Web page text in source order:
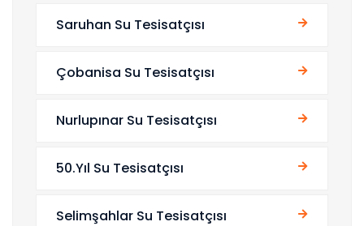
Saruhan Su Tesisatçısı
Çobanisa Su Tesisatçısı
Nurlupınar Su Tesisatçısı
50.Yıl Su Tesisatçısı
Selimşahlar Su Tesisatçısı